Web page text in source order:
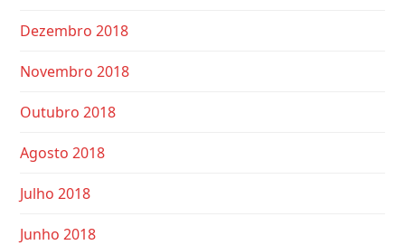
Dezembro 2018
Novembro 2018
Outubro 2018
Agosto 2018
Julho 2018
Junho 2018